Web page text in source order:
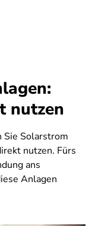
nutzen
Sie Solarstrom
nutzen. Fürs
ans
Anlagen